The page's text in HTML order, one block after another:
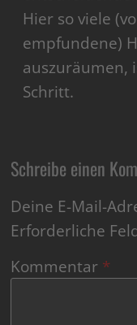
Hier so viele
empfundene)
auszuräumen,
Schritt.
Schreibe einen
Deine E-Mail-
Erforderliche
Kommentar *